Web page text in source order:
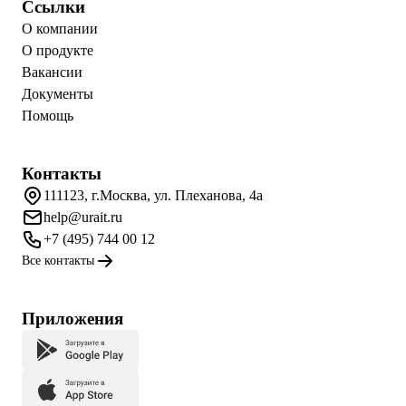
Ссылки
О компании
О продукте
Вакансии
Документы
Помощь
Контакты
111123, г.Москва, ул. Плеханова, 4а
help@urait.ru
+7 (495) 744 00 12
Все контакты
Приложения